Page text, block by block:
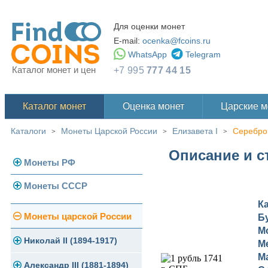
Каталог монет и цен
Для оценки монет
E-mail: ocenka@fcoins.ru
WhatsApp
Telegram
+7 995777 44 15
Каталог монет Оценка монет Царские
Каталоги > Монеты Царской России > Елизавета I > Серебро
Монеты РФ
Современная Россия
Монеты 1991-1993 гг.
Памятные и юбилейные
Монеты СССР
Погодовка СССР
Монеты 1958 года
Золотые червонцы
Монеты царской России
Николай II (1894-1917)
Золото
Александр III (1881-1894)
Описание и